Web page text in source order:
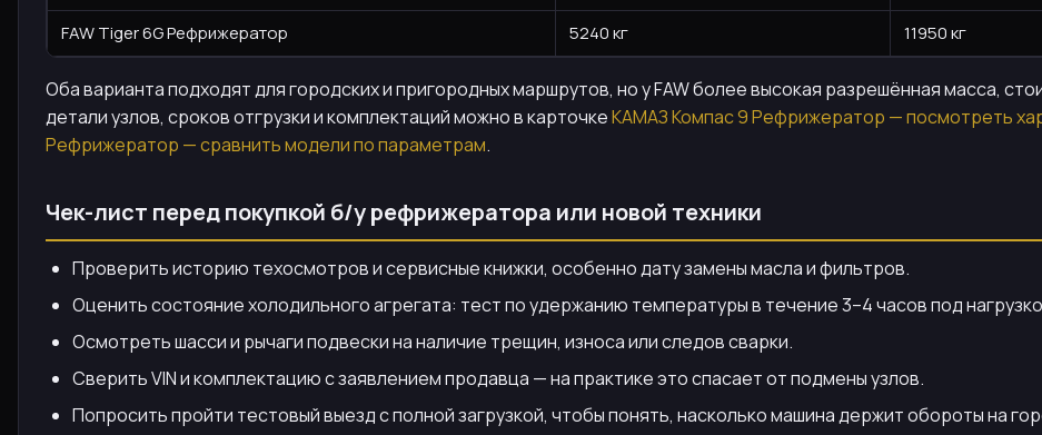
FAW Tiger 6G Рефрижератор
5240 кг 11950 кг
Оба варианта подходят для городских и пригородных маршрутов, но у FAW более высокая разрешённая масса,
детали узлов, сроков отгрузки и комплектаций можно в карточкеКАМАЗ Компас 9 Рефрижератор — посмотреть
Рефрижератор — сравнить модели по параметрам.
Чек-лист перед покупкой б/у рефрижератора или новой техники
Проверить историю техосмотров и сервисные книжки, особенно дату замены масла и фильтров.
Оценить состояние холодильного агрегата: тест по удержанию температуры в течение 3–4 часов под
Осмотреть шасси и рычаги подвески на наличие трещин, износа или следов сварки.
Сверить VIN и комплектацию с заявлением продавца — на практике это спасает от подмены узлов.
Попросить пройти тестовый выезд с полной загрузкой, чтобы понять, насколько машина держит обороты на